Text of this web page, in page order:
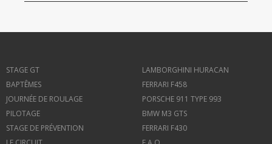
STAGE GT
BAPTÊMES
JOURNÉE DE ROULAGE
PILOTAGE
STAGE DE PRÉVENTION
LAMBORGHINI HURACAN
FERRARI F458
PORSCHE 911 TYPE 993
BMW M3 GTS
FERRARI F430